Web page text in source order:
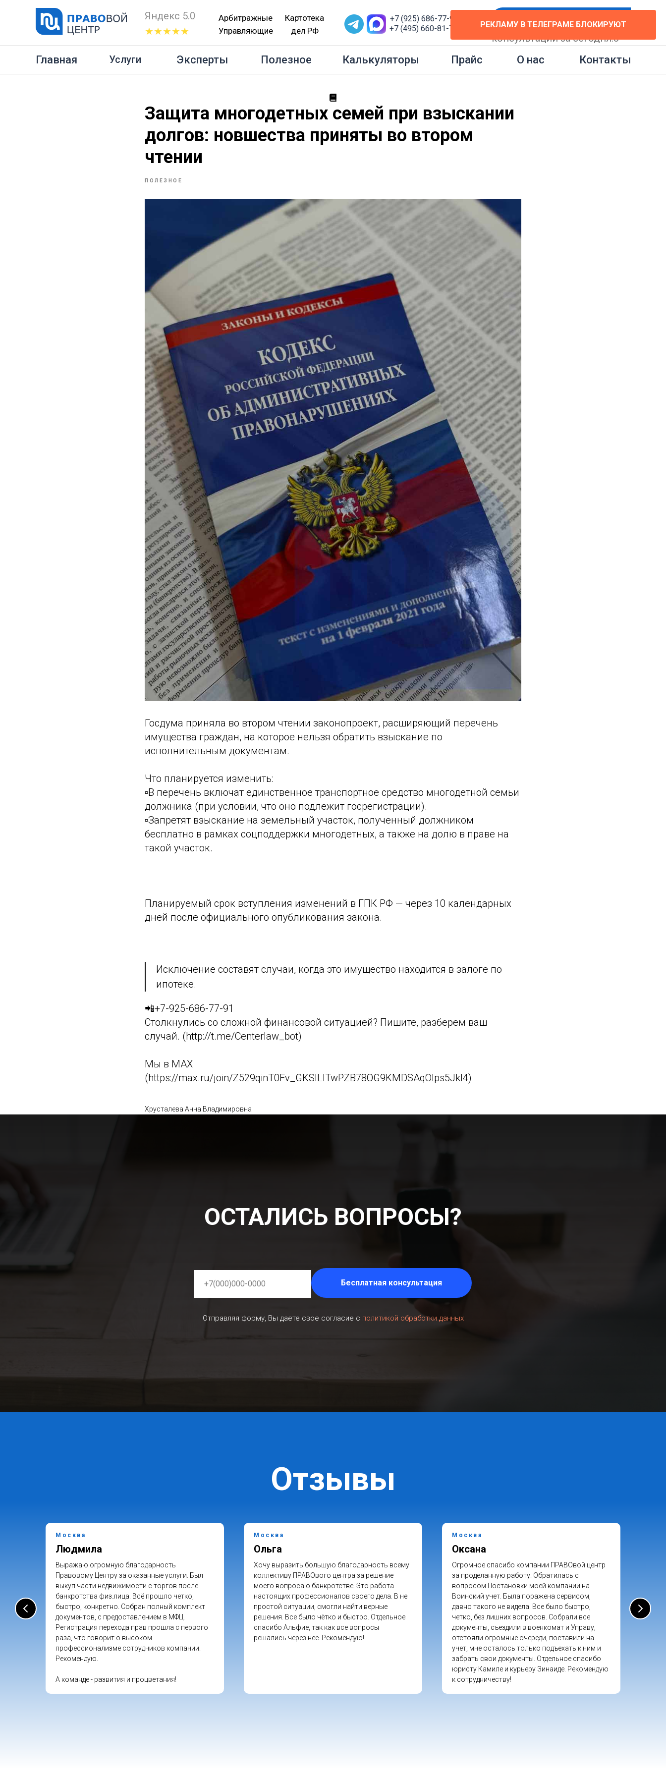
+7 (925) 686-77-91
+7 (495) 660-81-77
Эксперты О нас
Полезное
Главная Услуги Прайс
Калькуляторы Контакты
Арбитражные
Управляющие
Картотека
дел РФ
Бесплатная консультация
Яндекс 5.0
★★★★★
консультаций за сегодня:3
Защита многодетных семей при взыскании
долгов: новшества приняты во втором
чтении
ПОЛЕЗНОЕ
Госдума приняла во втором чтении законопроект, расширяющий перечень
имущества граждан, на которое нельзя обратить взыскание по
исполнительным документам.
Что планируется изменить:
▫️В перечень включат единственное транспортное средство многодетной семьи
должника (при условии, что оно подлежит госрегистрации).
▫️Запретят взыскание на земельный участок, полученный должником
бесплатно в рамках соцподдержки многодетных, а также на долю в праве на
такой участок.
Планируемый срок вступления изменений в ГПК РФ — через 10 календарных
дней после официального опубликования закона.
Исключение составят случаи, когда это имущество находится в залоге по
ипотеке.
📲+7-925-686-77-91
Столкнулись со сложной финансовой ситуацией? Пишите, разберем ваш
случай. (http://t.me/Centerlaw_bot)
Мы в МАХ
(https://max.ru/join/Z529qinT0Fv_GKSlLlTwPZB78OG9KMDSAqOlps5Jkl4)
Хрусталева Анна Владимировна
РЕКЛАМУ В ТЕЛЕГРАМЕ БЛОКИРУЮТ
ОСТАЛИСЬ ВОПРОСЫ?
Бесплатная консультация
Отправляя форму, Вы даете свое согласие с политикой обработки данных
Отзывы
Москва
Людмила
Выражаю огромную благодарность
Правовому Центру за оказанные услуги. Был
выкуп части недвижимости с торгов после
банкротства физ.лица. Всё прошло четко,
быстро, конкретно. Собран полный комплект
документов, с предоставлением в МФЦ.
Регистрация перехода прав прошла с первого
раза, что говорит о высоком
профессионализме сотрудников компании.
Рекомендую.
А команде - развития и процветания!
Москва
Ольга
Хочу выразить большую благодарность всему
коллективу ПРАВОвого центра за решение
моего вопроса о банкротстве. Это работа
настоящих профессионалов своего дела. В не
простой ситуации, смогли найти верные
решения. Все было чётко и быстро. Отдельное
спасибо Альфие, так как все вопросы
решались через неё. Рекомендую!
Москва
Оксана
Огромное спасибо компании ПРАВОвой центр
за проделанную работу. Обратилась с
вопросом Постановки моей компании на
Воинский учет. Была поражена сервисом,
давно такого не видела. Все было быстро,
четко, без лишних вопросов. Собрали все
документы, съездили в военкомат и Управу,
отстояли огромные очереди, поставили на
учет, мне осталось только подъехать к ним и
забрать свои документы. Отдельное спасибо
юристу Камиле и курьеру Зинаиде. Рекомендую
к сотрудничеству!